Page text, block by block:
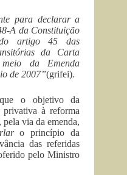
para declarar a
A da Constituição
artigo 45 das
da Carta
da Emenda
de 2007”(grifei).
que o objetivo da
privativa à reforma
pela via da emenda,
o princípio da
das referidas
pelo Ministro